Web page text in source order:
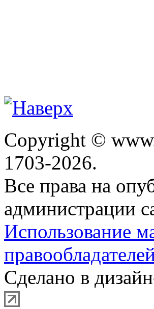
Copyright ©
1703-2026.
Все права на
администрации
Использование
Сделано в